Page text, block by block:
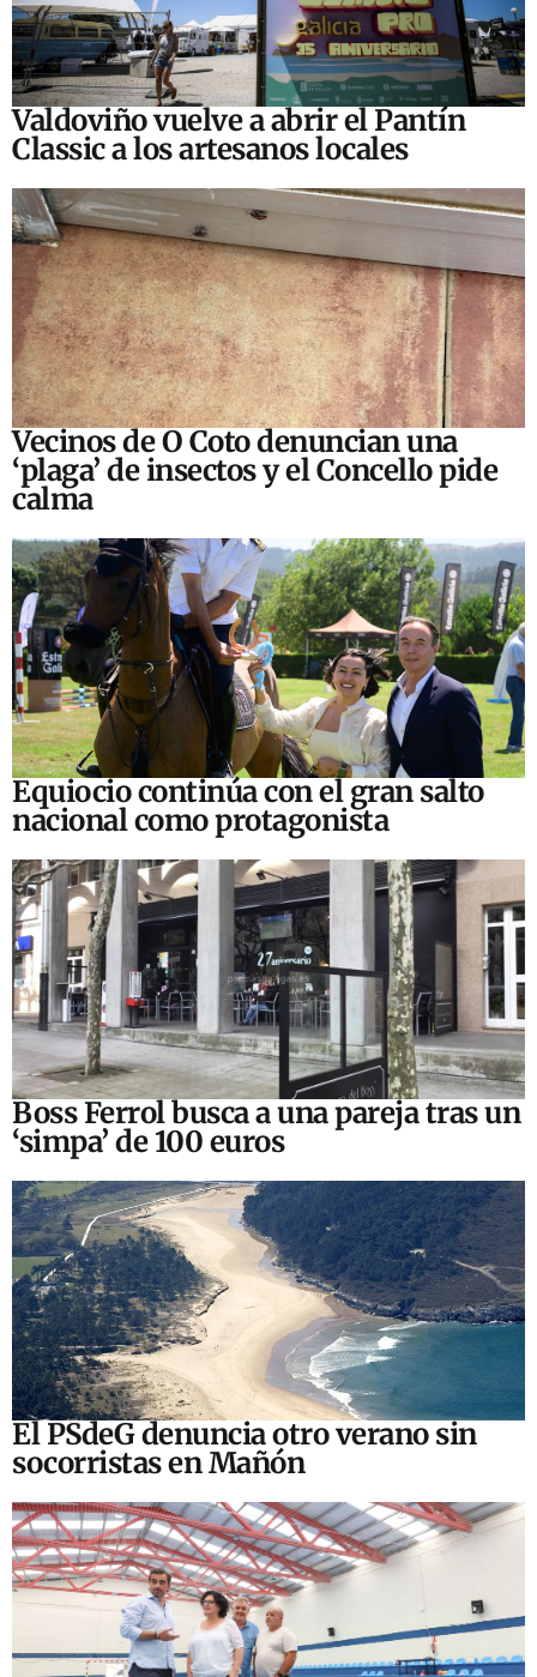
Valdoviño vuelve a abrir el Pantín
Classic a los artesanos locales
Vecinos de O Coto denuncian una
‘plaga’ de insectos y el Concello pide
calma
Equiocio continúa con el gran salto
nacional como protagonista
Boss Ferrol busca a una pareja tras un
‘simpa’ de 100 euros
El PSdeG denuncia otro verano sin
socorristas en Mañón